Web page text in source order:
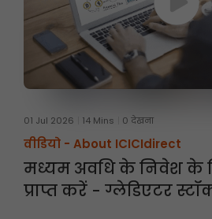
01 Jul 2026 14 Mins 0 देखना
वीडियो - About ICICIdirect
मध्यम अवधि के निवेश के
प्राप्त करें - ग्लेडिएटर